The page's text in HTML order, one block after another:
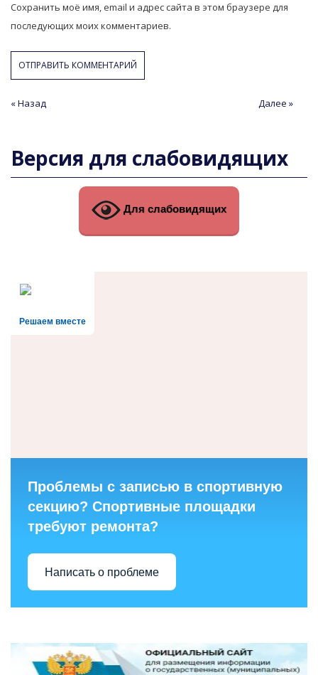
Сохранить моё имя, email и адрес сайта в этом браузере для
последующих моих комментариев.
Навигация
записям
« Назад Далее »
Версия для слабовидящих
Для слабовидящих
Решаем вместе
Проблемы с записью в спортивную
секцию? Спортивные площадки
требуют ремонта?
Написать о проблеме